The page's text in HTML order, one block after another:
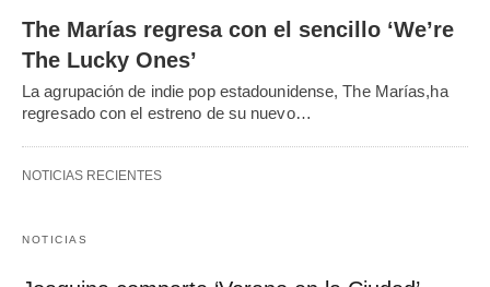
The Marías regresa con el sencillo ‘We’re
The Lucky Ones’
La agrupación de indie pop estadounidense, The Marías,ha
regresado con el estreno de su nuevo…
NOTICIAS RECIENTES
NOTICIAS